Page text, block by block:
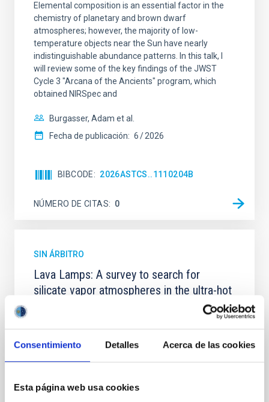
Consentimiento Detalles Acerca de las cookies
Esta página web usa cookies
Elemental composition is an essential factor in the
chemistry of planetary and brown dwarf
atmospheres; however, the majority of low-
temperature objects near the Sun have nearly
indistinguishable abundance patterns. In this talk, I
will review some of the key findings of the JWST
Cycle 3 "Arcana of the Ancients" program, which
obtained NIRSpec and
Burgasser, Adam et al.
Fecha de publicación: 6 2026
BIBCODE 2026ASTCS..1110204B
NÚMERO DE CITAS 0
SIN ÁRBITRO
Lava Lamps: A survey to search for
silicate vapor atmospheres in the ultra-hot
Ultra-hot rocky exoplanets above 1700 K may
possess dayside temperatures that are hot enough
vapor atmosphere. Secondary eclipse thermal
these atmospheres on a rocky planet. We observed